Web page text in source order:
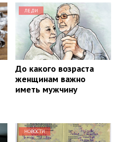
ЛЕДИ
До какого возраста
женщинам важно
иметь мужчину
НОВОСТИ